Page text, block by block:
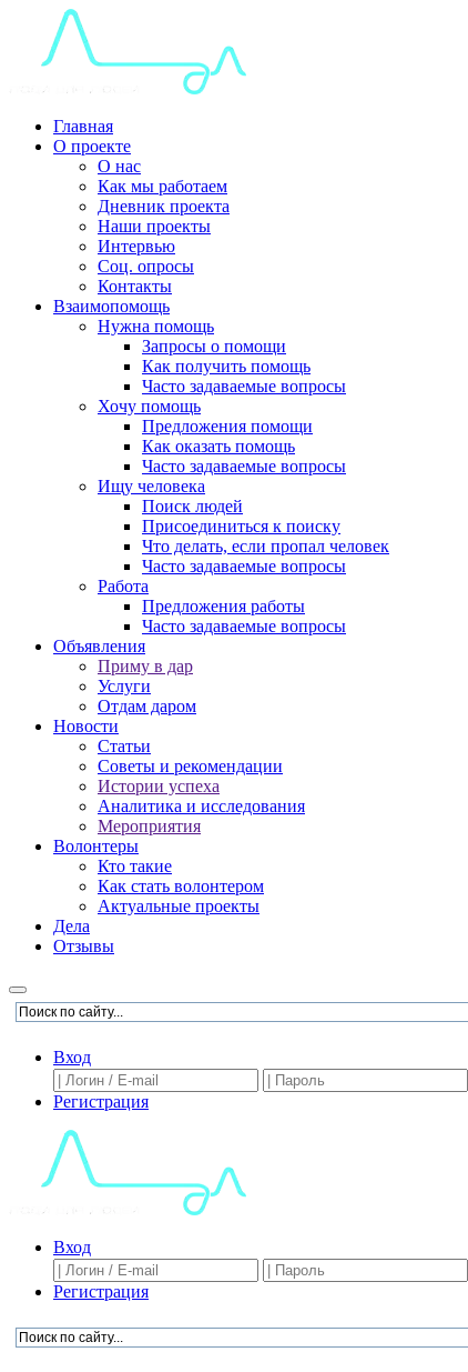
Главная
О проекте
О нас
Как мы работаем
Дневник проекта
Наши проекты
Интервью
Соц. опросы
Контакты
Взаимопомощь
Нужна помощь
Запросы о помощи
Как получить помощь
Часто задаваемые вопросы
Хочу помощь
Предложения помощи
Как оказать помощь
Часто задаваемые вопросы
Ищу человека
Поиск людей
Присоединиться к поиску
Что делать, если пропал человек
Часто задаваемые вопросы
Работа
Предложения работы
Часто задаваемые вопросы
Объявления
Приму в дар
Услуги
Отдам даром
Новости
Статьи
Советы и рекомендации
Истории успеха
Аналитика и исследования
Мероприятия
Волонтеры
Кто такие
Как стать волонтером
Актуальные проекты
Дела
Отзывы
Вход
Регистрация
Вход
Регистрация